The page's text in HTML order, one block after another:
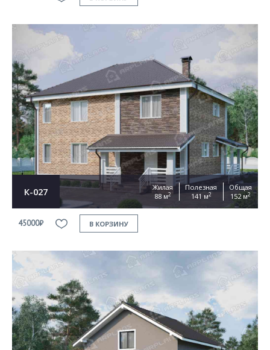
К-027
Жилая
88 м2
Полезная
141 м2
Общая
152 м2
45000₽ В КОРЗИНУ